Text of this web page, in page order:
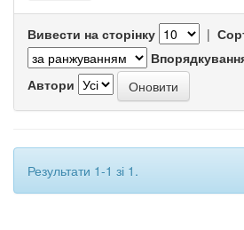
Вивести на сторінку |
Автори
Результати 1-1 зі 1.